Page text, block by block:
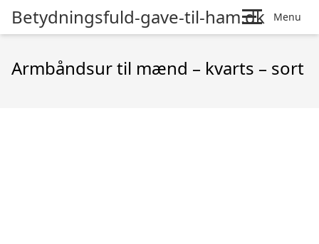
Betydningsfuld-gave-til-ham.dk Menu
Armbåndsur til mænd – kvarts – sort